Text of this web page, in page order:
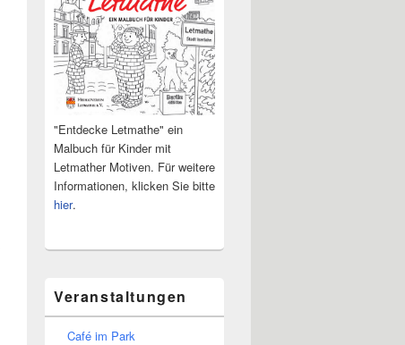
"Entdecke Letmathe" ein
Malbuch für Kinder mit
Letmather Motiven. Für weitere
Informationen, klicken Sie bitte
hier.
Veranstaltungen
Café im Park